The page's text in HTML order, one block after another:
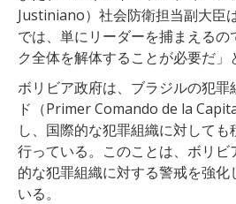
Justiniano）社会防衛担当副大臣
では、単にリーダーを捕まえる
ク全体を解体することが必要だ」
ボリビア政府は、ブラジルの犯罪
ド（Primer Comando de la
し、国際的な犯罪組織に対して
行っている。このことは、ボリビ
的な犯罪組織に対する警戒を強化
いる。